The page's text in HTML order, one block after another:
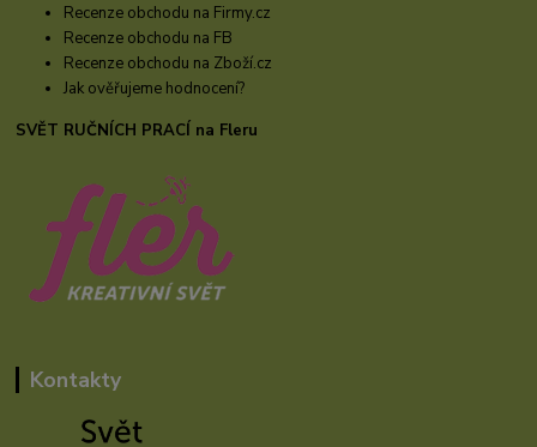
Recenze obchodu na Firmy.cz
Recenze obchodu na FB
Recenze obchodu na Zboží.cz
Jak ověřujeme hodnocení?
SVĚT RUČNÍCH PRACÍ na Fleru
Kontakty